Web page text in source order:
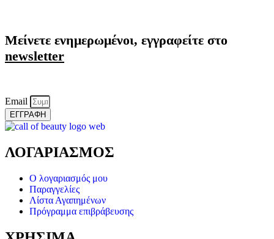
Μείνετε ενημερωμένοι, εγγραφείτε στο
newsletter
Email
ΕΓΓΡΑΦΗ
ΛΟΓΑΡΙΑΣΜΟΣ
Ο λογαριασμός μου
Παραγγελίες
Λίστα Αγαπημένων
Πρόγραμμα επιβράβευσης